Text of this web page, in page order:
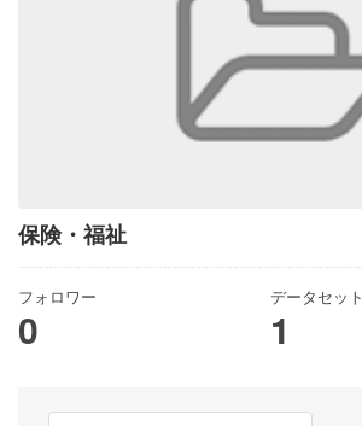
保険・福祉
フォロワー
0
データセット
1